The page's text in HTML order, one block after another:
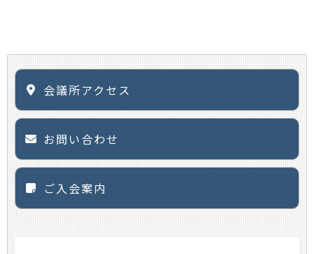
会議所アクセス
お問い合わせ
ご入会案内